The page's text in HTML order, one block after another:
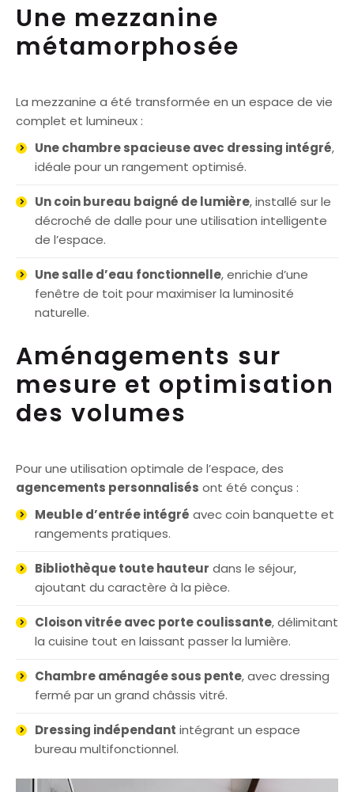
Une mezzanine
métamorphosée
La mezzanine a été transformée en un espace de vie
complet et lumineux :
Une chambre spacieuse avec dressing intégré,
idéale pour un rangement optimisé.
Un coin bureau baigné de lumière, installé sur le
décroché de dalle pour une utilisation intelligente
de l’espace.
Une salle d’eau fonctionnelle, enrichie d’une
fenêtre de toit pour maximiser la luminosité
naturelle.
Aménagements sur
mesure et optimisation
des volumes
Pour une utilisation optimale de l’espace, des
agencements personnalisés ont été conçus :
Meuble d’entrée intégré avec coin banquette et
rangements pratiques.
Bibliothèque toute hauteur dans le séjour,
ajoutant du caractère à la pièce.
Cloison vitrée avec porte coulissante, délimitant
la cuisine tout en laissant passer la lumière.
Chambre aménagée sous pente, avec dressing
fermé par un grand châssis vitré.
Dressing indépendant intégrant un espace
bureau multifonctionnel.